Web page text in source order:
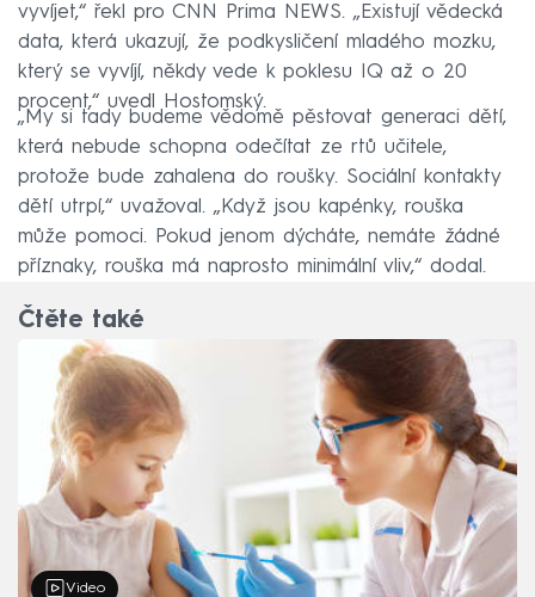
vyvíjet,“ řekl pro CNN Prima NEWS. „Existují vědecká
data, která ukazují, že podkysličení mladého mozku,
který se vyvíjí, někdy vede k poklesu IQ až o 20
procent,“ uvedl Hostomský.
„My si tady budeme vědomě pěstovat generaci dětí,
která nebude schopna odečítat ze rtů učitele,
protože bude zahalena do roušky. Sociální kontakty
dětí utrpí,“ uvažoval. „Když jsou kapénky, rouška
může pomoci. Pokud jenom dýcháte, nemáte žádné
příznaky, rouška má naprosto minimální vliv,“ dodal.
Čtěte také
Video